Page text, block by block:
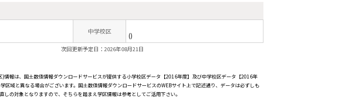
中学校区
()
次回更新予定日：2026年08月21日
情報は、国土数値情報ダウンロードサービスが提供する小学校区データ【2016年度】及び中学校区データ【2016年
区域と異なる場合がございます。国土数値情報ダウンロードサービスのWEBサイト上で記述通り、データは必ずしも
の対象となりますので、そちらを踏まえ学区情報は参考としてご活用下さい。